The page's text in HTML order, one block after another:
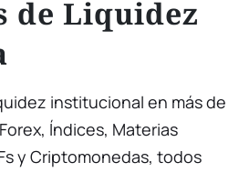
de Liquidez
institucional en más de
Índices, Materias
y Criptomonedas, todos